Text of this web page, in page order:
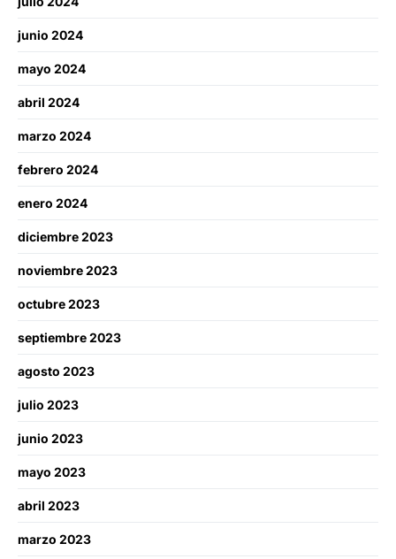
junio 2024
mayo 2024
abril 2024
marzo 2024
febrero 2024
enero 2024
diciembre 2023
noviembre 2023
octubre 2023
septiembre 2023
agosto 2023
julio 2023
junio 2023
mayo 2023
abril 2023
marzo 2023